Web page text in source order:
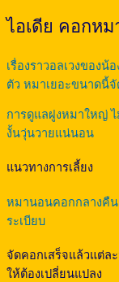
ไอเดีย คอกห
เรื่องราวอลเวงของ
ตัว หมาเยอะขนาดนี้จั
การดูแลฝูงหมาใหญ่ ไ
งั้นวุ่นวายแน่นอน
แนวทางการเลี้ยง
หมานอนคอกกลางคืน
ระเบียบ
จัดคอกเสร็จแล้วแต่ล
ให้ต้องเปลี่ยนแปลง